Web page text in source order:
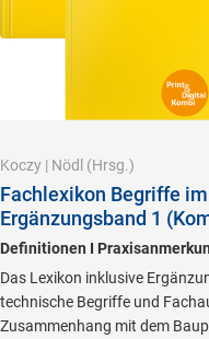
Koczy | Nödl (Hrsg.)
Fachlexikon Begriffe
Ergänzungsband 1
Definitionen I
Das Lexikon inklusive
technische Begriffe und
Zusammenhang mit dem